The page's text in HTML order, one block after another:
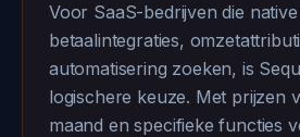
Voor SaaS-bedrijven die native
betaalintegraties,
automatisering zoeken, is
logischere keuze. Met prijzen
maand en specifieke functies